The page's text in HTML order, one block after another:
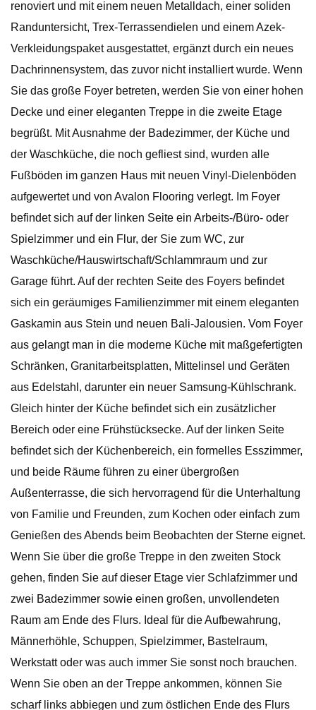
renoviert und mit einem neuen Metalldach, einer soliden
Randuntersicht, Trex-Terrassendielen und einem Azek-
Verkleidungspaket ausgestattet, ergänzt durch ein neues
Dachrinnensystem, das zuvor nicht installiert wurde. Wenn
Sie das große Foyer betreten, werden Sie von einer hohen
Decke und einer eleganten Treppe in die zweite Etage
begrüßt. Mit Ausnahme der Badezimmer, der Küche und
der Waschküche, die noch gefliest sind, wurden alle
Fußböden im ganzen Haus mit neuen Vinyl-Dielenböden
aufgewertet und von Avalon Flooring verlegt. Im Foyer
befindet sich auf der linken Seite ein Arbeits-/Büro- oder
Spielzimmer und ein Flur, der Sie zum WC, zur
Waschküche/Hauswirtschaft/Schlammraum und zur
Garage führt. Auf der rechten Seite des Foyers befindet
sich ein geräumiges Familienzimmer mit einem eleganten
Gaskamin aus Stein und neuen Bali-Jalousien. Vom Foyer
aus gelangt man in die moderne Küche mit maßgefertigten
Schränken, Granitarbeitsplatten, Mittelinsel und Geräten
aus Edelstahl, darunter ein neuer Samsung-Kühlschrank.
Gleich hinter der Küche befindet sich ein zusätzlicher
Bereich oder eine Frühstücksecke. Auf der linken Seite
befindet sich der Küchenbereich, ein formelles Esszimmer,
und beide Räume führen zu einer übergroßen
Außenterrasse, die sich hervorragend für die Unterhaltung
von Familie und Freunden, zum Kochen oder einfach zum
Genießen des Abends beim Beobachten der Sterne eignet.
Wenn Sie über die große Treppe in den zweiten Stock
gehen, finden Sie auf dieser Etage vier Schlafzimmer und
zwei Badezimmer sowie einen großen, unvollendeten
Raum am Ende des Flurs. Ideal für die Aufbewahrung,
Männerhöhle, Schuppen, Spielzimmer, Bastelraum,
Werkstatt oder was auch immer Sie sonst noch brauchen.
Wenn Sie oben an der Treppe ankommen, können Sie
scharf links abbiegen und zum östlichen Ende des Flurs